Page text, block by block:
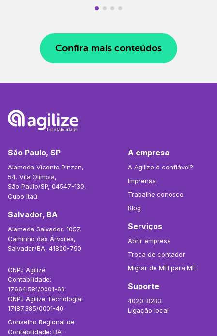
Confira mais conteúdos
São Paulo, SP
Alameda Vicente Pinzon,
54, Vila Olímpia,
São Paulo/SP, 04547-130,
Cubo Itaú
Salvador, BA
Alameda Salvador, 1057,
Caminho das Árvores,
Salvador/BA, 41820-790
CNPJ Agilize
Contabilidade:
17.664.581/0001-69
CNPJ Agilize Tecnologia:
17.187.385/0001-40
Conselho Regional de
Contabilidade: BA-
A empresa
A Agilize é confiável?
Imprensa
Trabalhe conosco
Blog
Serviços
Abrir empresa
Troca de contador
Migrar de MEI para ME
Suporte
4020-8283
Ligação local